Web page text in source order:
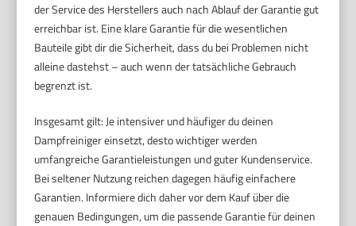
der Service des Herstellers auch nach Ablauf der Garantie gut
erreichbar ist. Eine klare Garantie für die wesentlichen
Bauteile gibt dir die Sicherheit, dass du bei Problemen nicht
alleine dastehst – auch wenn der tatsächliche Gebrauch
begrenzt ist.
Insgesamt gilt: Je intensiver und häufiger du deinen
Dampfreiniger einsetzt, desto wichtiger werden
umfangreiche Garantieleistungen und guter Kundenservice.
Bei seltener Nutzung reichen dagegen häufig einfachere
Garantien. Informiere dich daher vor dem Kauf über die
genauen Bedingungen, um die passende Garantie für deinen